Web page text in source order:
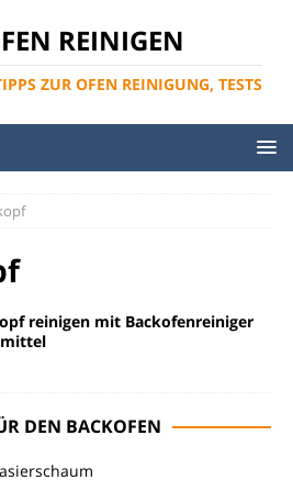
REINIGEN
ZUR OFEN REINIGUNG, TESTS
reinigen mit Backofenreiniger
DEN BACKOFEN